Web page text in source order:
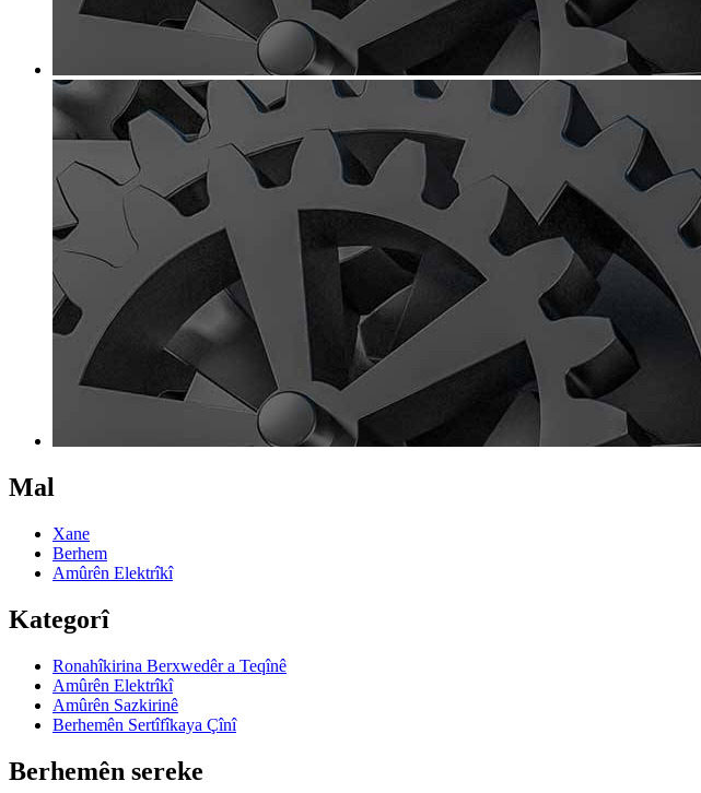
Mal
Xane
Berhem
Amûrên Elektrîkî
Kategorî
Ronahîkirina Berxwedêr a Teqînê
Amûrên Elektrîkî
Amûrên Sazkirinê
Berhemên Sertîfîkaya Çînî
Berhemên sereke